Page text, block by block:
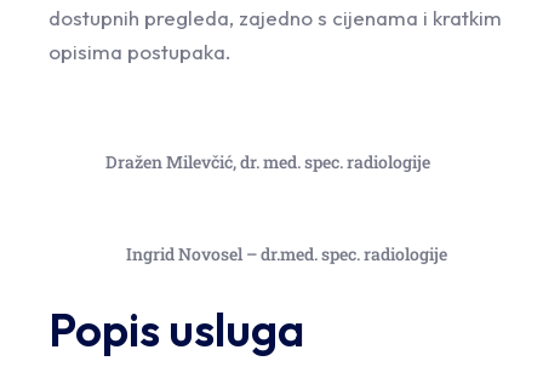
dostupnih pregleda, zajedno s cijenama i kratkim
opisima postupaka.
Dražen Milevčić, dr. med. spec. radiologije
Ingrid Novosel – dr.med. spec. radiologije
Popis usluga